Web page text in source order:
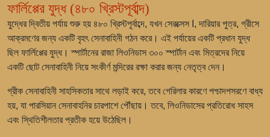
ফার্লিপ্পের যুদ্ধ (৪৮০ খ্রিস্টপূর্বাব্দ)
যুদ্ধের দ্বিতীয় পর্যায় শুরু হয় ৪৮০ খ্রিস্টপূর্বাব্দে, যখন সেরক্সেস I, দারিয়ার পুত্র, গ্রীসে
আক্রমণের জন্য একটি বৃহৎ সেনাবাহিনী গঠন করে। এই পর্যায়ের একটি প্রধান যুদ্ধ
ছিল ফার্লিপ্পের যুদ্ধ। স্পার্টানের রাজা লিওনিডাস ৩০০ স্পার্টান এবং মিত্রদের নিয়ে
একটি ছোট সেনাবাহিনী নিয়ে সংকীর্ণ মন্দিরের রক্ষা করার জন্য নেতৃত্ব দেন।
গ্রীক সেনাবাহিনী সাহসিকতার সাথে লড়াই করে, তবে গেরিলার কারণে পশ্চাদপসরণে বাধ্য
হয়, যা পারসিয়ান সেনাবাহনির চারপাশে পৌঁছায়। তবে, লিওনিডাসের প্রতিরোধ সাহস
এবং স্থিতিশীলতার প্রতীক হয়ে উঠেছিল।